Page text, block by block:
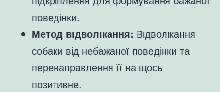
поведінки.
Метод відволікання: Відволікання
собаки від небажаної поведінки та
перенаправлення її на щось
позитивне.